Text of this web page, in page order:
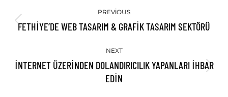
NAVIGATION
PREVIOUS
Previous
FETHIYE’DE WEB TASARIM & GRAFIK TASARIM SEKTÖRÜ
NEXT
Next
post:
İNTERNET ÜZERINDEN DOLANDIRICILIK YAPANLARI İHBAR
EDIN